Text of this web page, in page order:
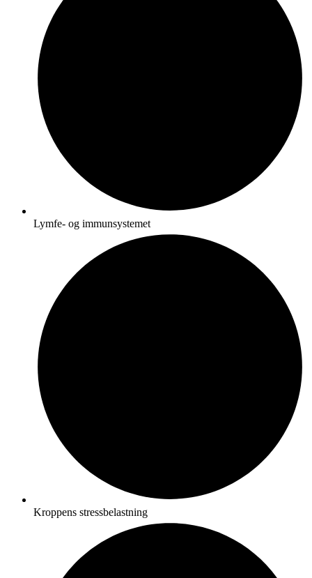
Lymfe- og immunsystemet
Kroppens stressbelastning